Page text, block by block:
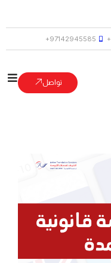
97142945585+
تواصل